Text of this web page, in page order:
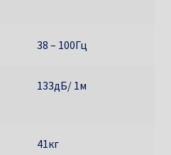
38 – 100Гц
133дБ/ 1м
41кг